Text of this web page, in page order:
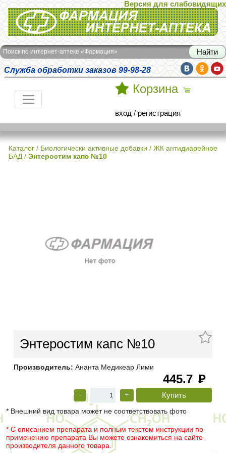
Интернет-аптека Фармация
Версия для слабовидящих
Поиск по интернет-аптеке «Фармация»
Служба обработки заказов 99-98-28
Корзина
вход / регистрация
Каталог / Биологически активные добавки / ЖК антидиарейное
БАД / Энтеростим капс №10
Энтеростим капс №10
Производитель: Ананта Медикеар Лими
445.7 руб
- +
* Внешний вид товара может не соответствовать фото
* С описанием препарата и полным текстом инструкции по
применению препарата Вы можете ознакомиться на сайте
производителя данного товара.